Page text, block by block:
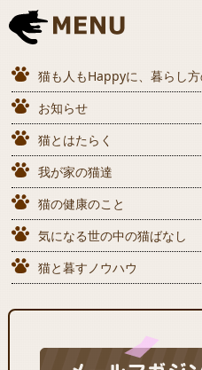
猫も人もHappyに、暮らし方
お知らせ
猫とはたらく
我が家の猫達
猫の健康のこと
気になる世の中の猫ばなし
猫と暮すノウハウ